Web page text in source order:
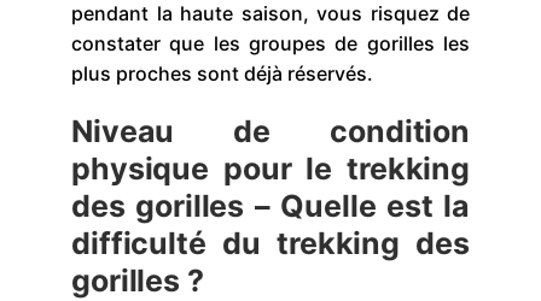
pendant la haute saison, vous risquez de
constater que les groupes de gorilles les
plus proches sont déjà réservés.
Niveau de condition
physique pour le trekking
des gorilles – Quelle est la
difficulté du trekking des
gorilles ?